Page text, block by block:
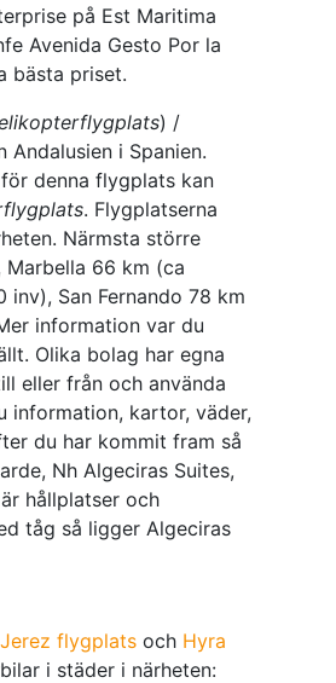
på Est Maritima
Avenida Gesto Por la
bästa priset.
) /
i Spanien.
denna flygplats kan
. Flygplatserna
Närmsta större
66 km (ca
San Fernando 78 km
information var du
Olika bolag har egna
eller från och använda
information, kartor, väder,
du har kommit fram så
Nh Algeciras Suites,
hållplatser och
tåg så ligger Algeciras
flygplats och Hyra
i städer i närheten: